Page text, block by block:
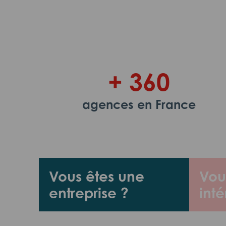
Vous êtes une
entreprise ?
+ 360
agences en France